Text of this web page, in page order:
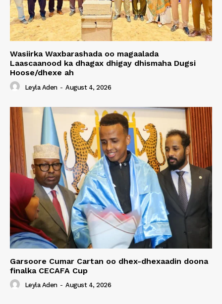
Wasiirka Waxbarashada oo magaalada
Laascaanood ka dhagax dhigay dhismaha Dugsi
Hoose/dhexe ah
Leyla Aden - August 4, 2026
Garsoore Cumar Cartan oo dhex-dhexaadin doona
finalka CECAFA Cup
Leyla Aden - August 4, 2026